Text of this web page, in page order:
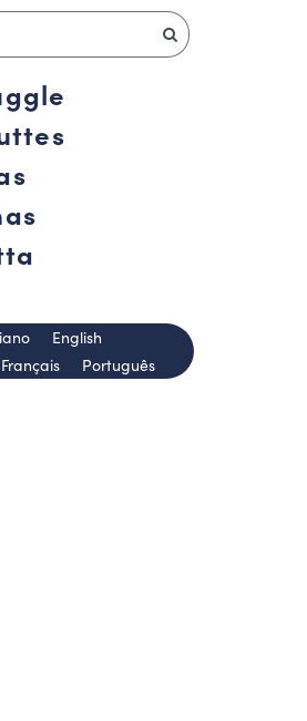
Français Português
English